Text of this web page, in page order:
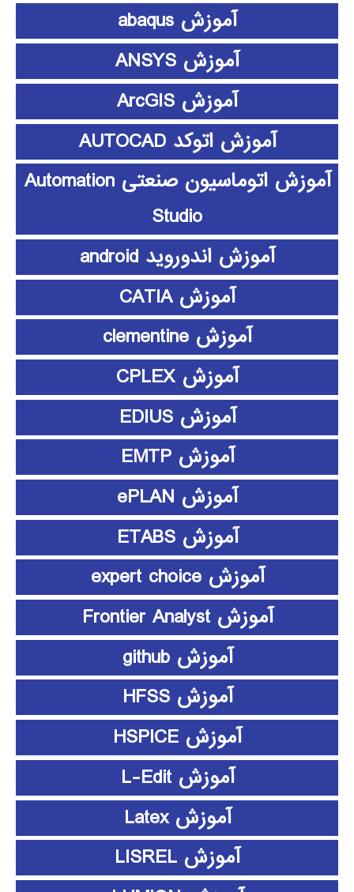
آموزش abaqus
آموزش ANSYS
آموزش ArcGIS
آموزش اتوکد AUTOCAD
آموزش اتوماسیون صنعتی Automation
Studio
آموزش اندوروید android
آموزش CATIA
آموزش clementine
آموزش CPLEX
آموزش EDIUS
آموزش EMTP
آموزش ePLAN
آموزش ETABS
آموزش expert choice
آموزش Frontier Analyst
آموزش github
آموزش HFSS
آموزش HSPICE
آموزش L-Edit
آموزش Latex
آموزش LISREL